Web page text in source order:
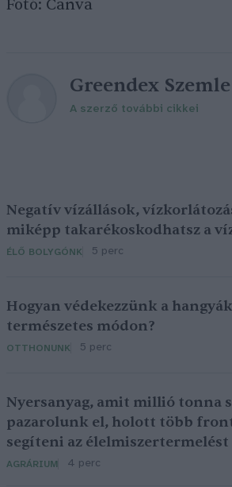
Fotó: Canva
Greendex Szemle
A szerző további cikkei
Negatív vízállások,
miképp takarékoskodhatsz a
ÉLŐ BOLYGÓNK 5 perc
Hogyan védekezzünk a
természetes módon?
OTTHONUNK 5 perc
Nyersanyag, amit millió tonna
pazarolunk el, holott több
segíteni az élelmiszertermelést
AGRÁRIUM 4 perc